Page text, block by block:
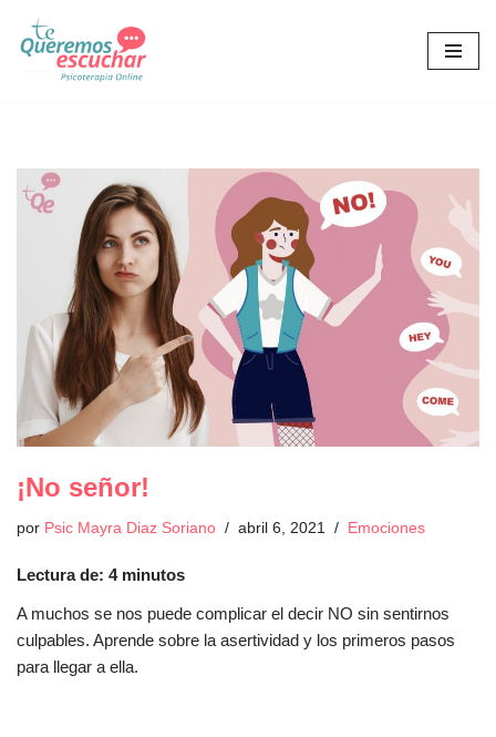
Saltar
¡No señor!
por Psic Mayra Diaz Soriano abril 6, 2021 Emociones
Lectura de: 4 minutos
A muchos se nos puede complicar el decir NO sin sentirnos
culpables. Aprende sobre la asertividad y los primeros pasos
para llegar a ella.